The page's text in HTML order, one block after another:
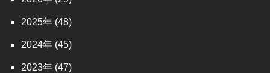
2025 (48)
2024 (45)
2023 (47)